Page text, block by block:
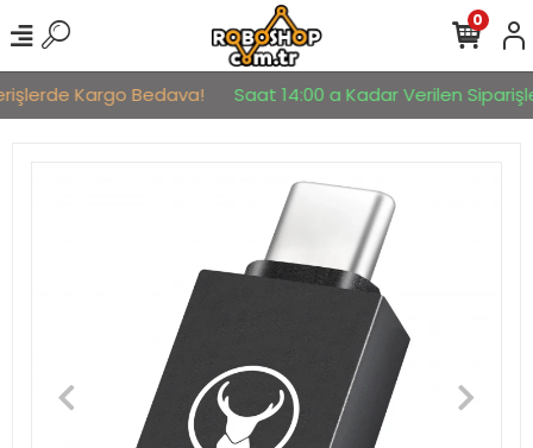
Kargo Bedava! Saat 14:00 a Kadar Verilen
0